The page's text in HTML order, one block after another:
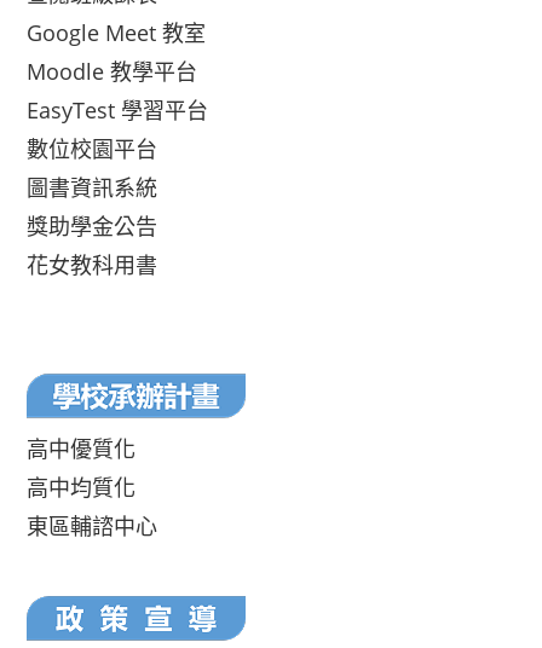
Google Meet 教室
Moodle 教學平台
EasyTest 學習平台
數位校園平台
圖書資訊系統
獎助學金公告
花女教科用書
高中優質化
高中均質化
東區輔諮中心